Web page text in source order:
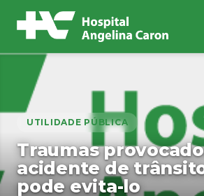
Buscar no site
UTILIDADE PÚBLICA
Traumas
acidente de
pode evita-lo